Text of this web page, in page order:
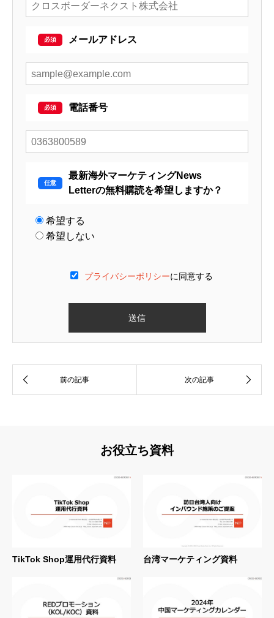
メールアドレス
電話番号
最新海外マーケティングNews
Letterの無料購読を希望しますか？
希望する
希望しない
プライバシーポリシーに同意する
お役立ち資料
TikTok Shop運用代行資料 台湾マーケティング資料